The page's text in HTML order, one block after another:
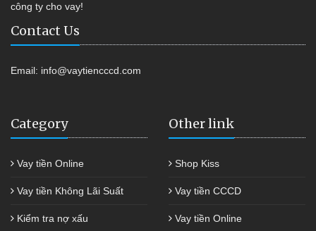
công ty cho vay!
Contact Us
Email: info@vaytiencccd.com
Category
Vay tiền Online
Vay tiền Không Lãi Suất
Kiểm tra nợ xấu
Other link
Shop Kiss
Vay tiền CCCD
Vay tiền Online